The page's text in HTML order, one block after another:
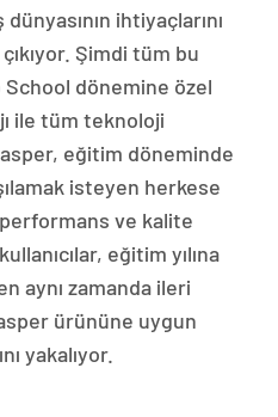
ihtiyaçlarını
Şimdi tüm bu
School dönemine özel
ile tüm teknoloji
eğitim döneminde
isteyen herkese
ve kalite
eğitim yılına
aynı zamanda ileri
ürününe uygun
yakalıyor.